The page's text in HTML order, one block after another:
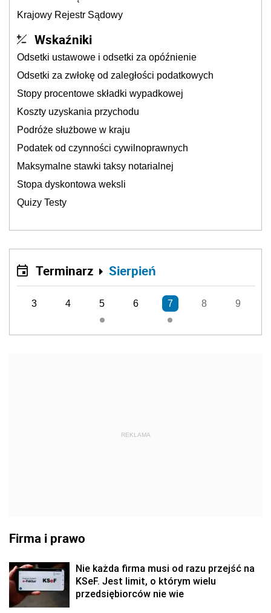
Krajowy Rejestr Sądowy
Wskaźniki
Odsetki ustawowe i odsetki za opóźnienie
Odsetki za zwłokę od zaległości podatkowych
Stopy procentowe składki wypadkowej
Koszty uzyskania przychodu
Podróże służbowe w kraju
Podatek od czynności cywilnoprawnych
Maksymalne stawki taksy notarialnej
Stopa dyskontowa weksli
Quizy Testy
Terminarz Sierpień
3 4 5 6 7 8 9
REKLAMA
Firma i prawo
Nie każda firma musi od razu przejść na
KSeF. Jest limit, o którym wielu
przedsiębiorców nie wie